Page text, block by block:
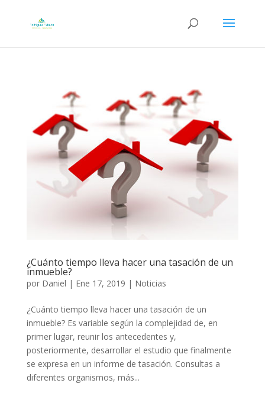
¿Cuánto tiempo lleva hacer una tasación de un
inmueble?
por Daniel | Ene 17, 2019 | Noticias
¿Cuánto tiempo lleva hacer una tasación de un
inmueble? Es variable según la complejidad de, en
primer lugar, reunir los antecedentes y,
posteriormente, desarrollar el estudio que finalmente
se expresa en un informe de tasación. Consultas a
diferentes organismos, más...